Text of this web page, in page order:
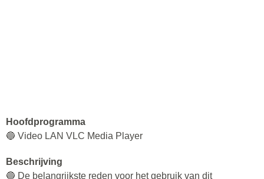
Hoofdprogramma
🔵 Video LAN VLC Media Player
Beschrijving
🔵 De belangrijkste reden voor het gebruik van dit